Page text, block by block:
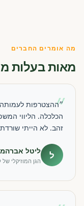
מה אומרים החברים
מאות בעלות
״
״ההצטרפות
הכלכלה. הליווי
זהב. לא הייתי
ל ליטל
הגן המוזיקלי של